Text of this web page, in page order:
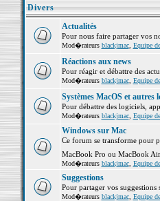
Divers
Actualités
Pour nous faire partager vos
Mod�rateurs blackjmac, Equipe
Réactions aux news
Pour réagir et débattre des
Mod�rateurs blackjmac, Equipe
Systèmes MacOS et autres
Pour débattre des logiciels,
Mod�rateurs blackjmac, Equipe
Windows sur Mac
Ce forum se transforme pour
MacBook Pro ou MacBook
Mod�rateurs blackjmac, Equipe
Suggestions
Pour partager vos suggestions
Mod�rateurs blackjmac, Equipe